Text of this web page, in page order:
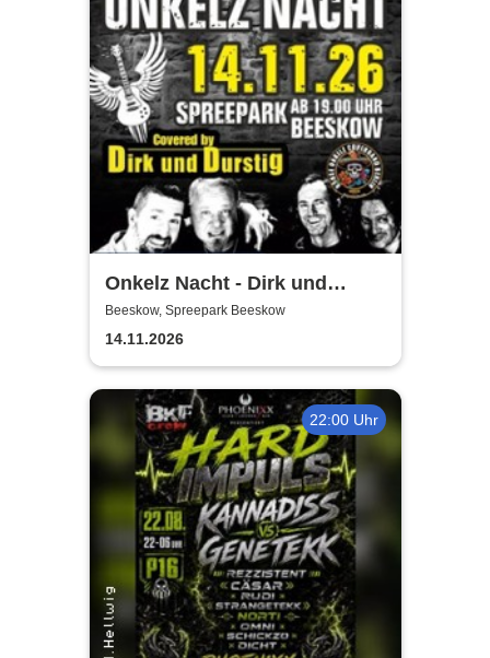
Onkelz Nacht - Dirk und
Durstig |20 Jahre Live Tour
Beeskow, Spreepark Beeskow
14.11.2026
22:00 Uhr